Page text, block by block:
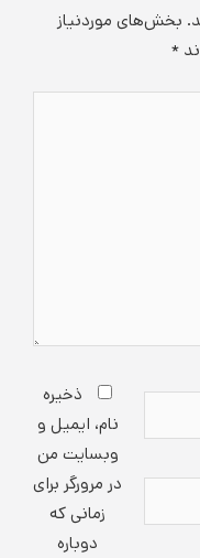
بخش‌های موردنیاز
*
ذخیره
نام، ایمیل و
وبسایت من
در مرورگر برای
زمانی که
دوباره